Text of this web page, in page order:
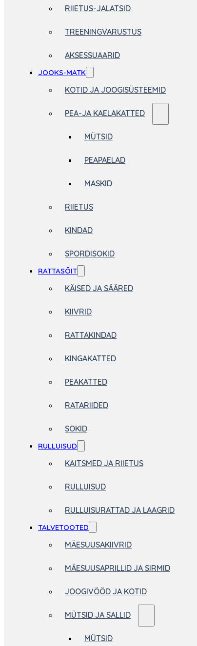
RIIETUS-JALATSID
TREENINGVARUSTUS
AKSESSUAARID
JOOKS-MATK
KOTID JA JOOGISÜSTEEMID
PEA-JA KAELAKATTED
MÜTSID
PEAPAELAD
MASKID
RIIETUS
KINDAD
SPORDISOKID
RATTASÕIT
KÄISED JA SÄÄRED
KIIVRID
RATTAKINDAD
KINGAKATTED
PEAKATTED
RATARIIDED
SOKID
RULLUISUD
KAITSMED JA RIIETUS
RULLUISUD
RULLUISURATTAD JA LAAGRID
TALVETOOTED
MÄESUUSAKIIVRID
MÄESUUSAPRILLID JA SIRMID
JOOGIVÖÖD JA KOTID
MÜTSID JA SALLID
MÜTSID